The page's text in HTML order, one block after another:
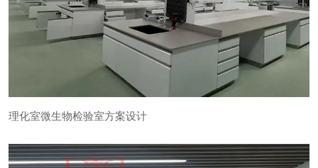
理化室微生物检验室方案设计
理化室微生物检验室方案设计